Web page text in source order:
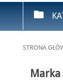
folder
STRONA